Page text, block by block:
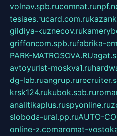
volnav.spb.rucomnat.ru
tesiaes.rucard.com.ru
gildiya-kuznecov.ru
griffoncom.spb.rufabrika-
PARK-MATROSOVA.RU
avtoyurist-moskva1.ru
dg-lab.ruangrup.ru
krsk124.rukubok.spb.ru
analitikaplus.ruspyonline.ru
sloboda-ural.pp.ruAUTO-
online-z.comaromat-